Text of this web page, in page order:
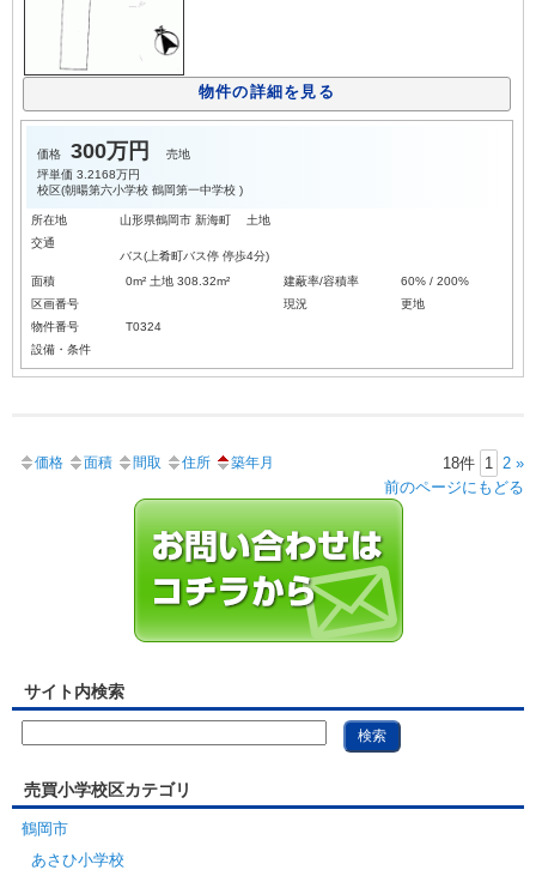
物件の詳細を見る
価格 300万円
売地
坪単価 3.2168万円
校区(朝暘第六小学校 鶴岡第一中学校 )
所在地
山形県鶴岡市 新海町 土地
交通
バス(上肴町バス停 停歩4分)
面積
0m² 土地 308.32m² 建蔽率/容積率
60% / 200%
区画番号
現況
更地
物件番号
T0324
設備・条件
価格 面積 間取 住所 築年月 18件 1 2 »
前のページにもどる
サイト内検索
売買小学校区カテゴリ
鶴岡市
あさひ小学校